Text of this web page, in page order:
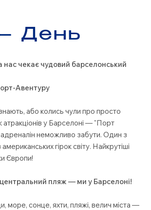
День
нас чекає чудовий барселонський
Авентуру
або колись чули про просто
атракціонів у Барселоні — "Порт
неможливо забути. Один з
гірок світу. Найкрутіші
Європи!
пляж — ми у Барселоні!
море, сонце, яхти, пляжі, велич міста —